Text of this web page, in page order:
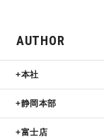
よくある質問
AUTHOR
本社
静岡本部
富士店